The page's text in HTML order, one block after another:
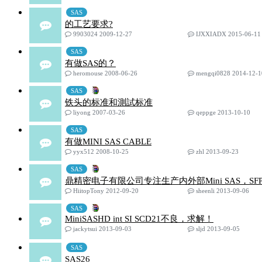
SAS
的工艺要求?
9903024 2009-12-27
IJXXIADX 2015-06-11
SAS
有做SAS的？
heromouse 2008-06-26
mengqi0828 2014-12-
SAS
铁头的标准和測試标准
liyong 2007-03-26
qeppge 2013-10-10
SAS
有做MINI SAS CABLE
yyx512 2008-10-25
zhl 2013-09-23
SAS
鼎精密电子有限公司专注生产内外部Mini SAS，
HiitopTony 2012-09-20
sheenli 2013-09-06
SAS
MiniSASHD int SI SCD21不良，求解！
jackytsui 2013-09-03
sljd 2013-09-05
SAS
SAS26